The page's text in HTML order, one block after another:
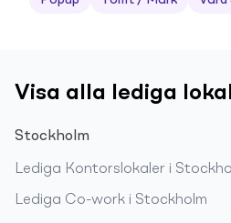
Visa alla lediga
Stockholm
Lediga Kontorslokaler i
Lediga Co-work i Stockholm